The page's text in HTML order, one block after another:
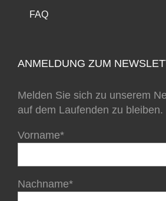
FAQ
ANMELDUNG ZUM
Melden Sie sich zu unserem
auf dem Laufenden zu bleiben.
Vorname*
Nachname*